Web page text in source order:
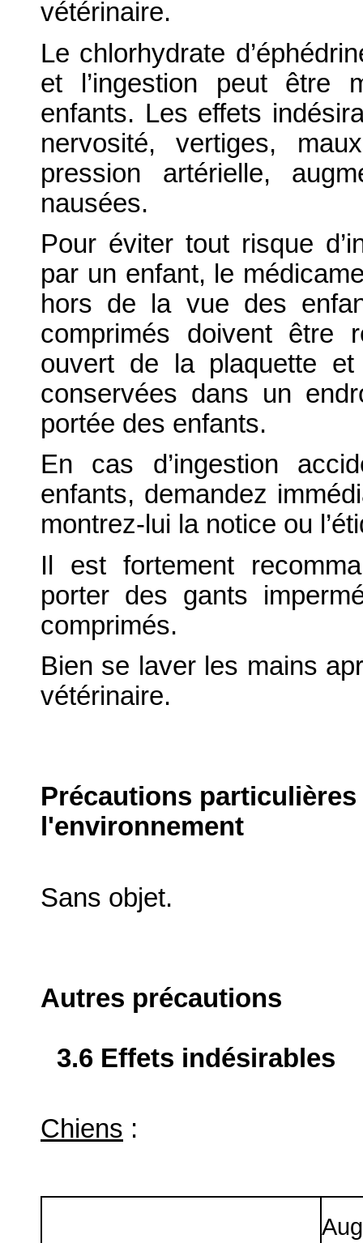
vétérinaire.
Le chlorhydrate
et l’ingestion peut être
enfants. Les effets
nervosité, vertiges,
pression artérielle,
nausées.
Pour éviter tout risque
par un enfant, le
hors de la vue des
comprimés doivent être
ouvert de la plaquette et
conservées dans un
portée des enfants.
En cas d’ingestion
enfants, demandez
montrez-lui la notice ou
Il est fortement
porter des gants
comprimés.
Bien se laver les mains
vétérinaire.
Précautions
l'environnement
Sans objet.
Autres précautions
3.6 Effets indésirables
Chiens :